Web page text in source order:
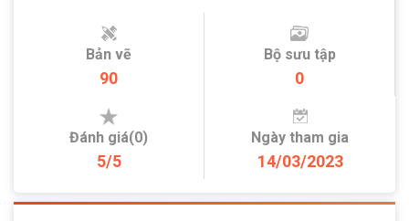
Bản vẽ
90
Bộ sưu tập
0
Đánh giá(0)
5/5
Ngày tham gia
14/03/2023